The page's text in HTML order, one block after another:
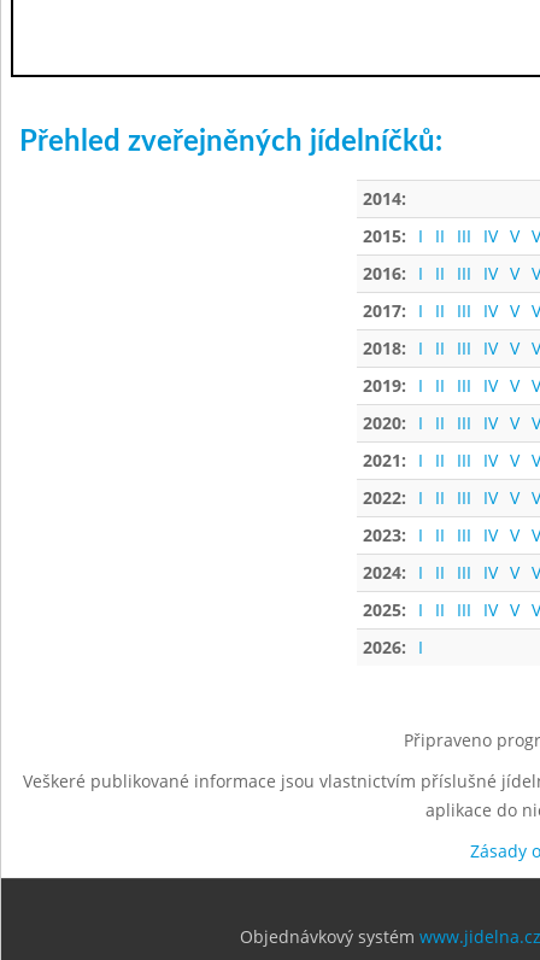
Přehled zveřejněných jídelníčků:
2014:
2015:
I II III IV V
2016:
I II III IV V
2017:
I II III IV V
2018:
I II III IV V
2019:
I II III IV V
2020:
I II III IV V
2021:
I II III IV V
2022:
I II III IV V
2023:
I II III IV V
2024:
I II III IV V
2025:
I II III IV V
2026:
I
Připraveno
Veškeré publikované informace jsou vlastnictvím příslušné
aplikace do
Zásady
Objednávkový systém www.jidelna.cz